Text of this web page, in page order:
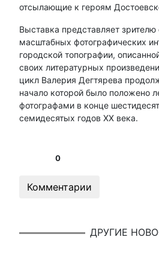
отсылающие к героям
Выставка представляет зрителю
масштабных фотографических
городской топографии,
своих литературных
цикл Валерия Дегтярева
начало которой было положено
фотографами в конце
семидесятых годов ХХ века.
0
Комментарии
ДРУГИЕ